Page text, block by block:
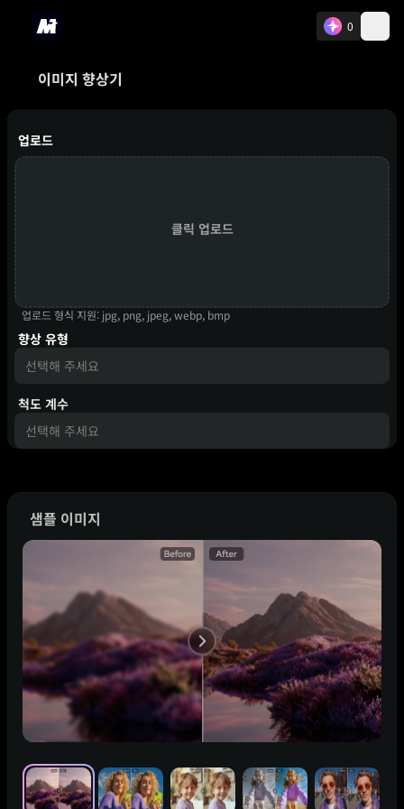
0
이미지 향상기
업로드
클릭 업로드
업로드 형식 지원: jpg, png, jpeg, webp, bmp
향상 유형
선택해 주세요
척도 계수
선택해 주세요
샘플 이미지